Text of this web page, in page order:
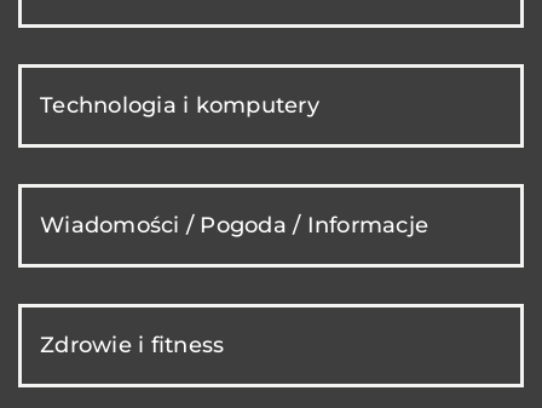
Technologia i komputery
Wiadomości / Pogoda / Informacje
Zdrowie i fitness